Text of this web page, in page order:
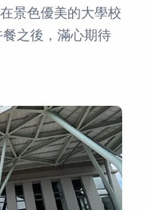
景色優美的大學校
之後，滿心期待